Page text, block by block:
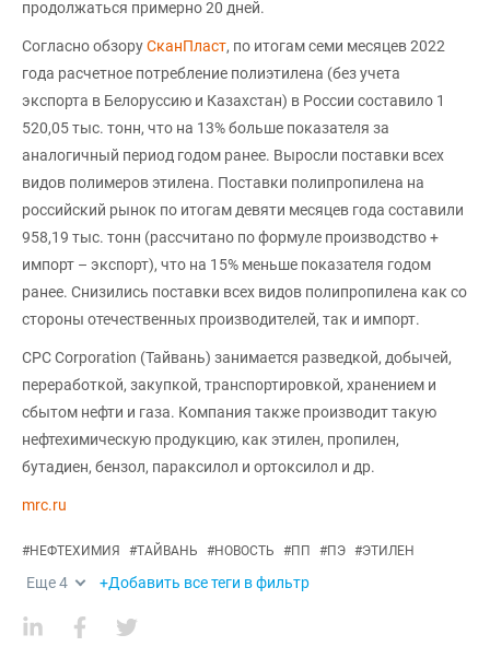
продолжаться примерно 20 дней.
Согласно обзоруСканПласт, по итогам семи месяцев 2022
года расчетное потребление полиэтилена (без учета
экспорта в Белоруссию и Казахстан) в России составило 1
520,05 тыс. тонн, что на 13% больше показателя за
аналогичный период годом ранее. Выросли поставки всех
видов полимеров этилена. Поставки полипропилена на
российский рынок по итогам девяти месяцев года составили
958,19 тыс. тонн (рассчитано по формуле производство +
импорт – экспорт), что на 15% меньше показателя годом
ранее. Снизились поставки всех видов полипропилена как со
стороны отечественных производителей, так и импорт.
CPC Corporation (Тайвань) занимается разведкой, добычей,
переработкой, закупкой, транспортировкой, хранением и
сбытом нефти и газа. Компания также производит такую
нефтехимическую продукцию, как этилен, пропилен,
бутадиен, бензол, параксилол и ортоксилол и др.
mrc.ru
#НЕФТЕХИМИЯ #ТАЙВАНЬ #НОВОСТЬ #ПП #ПЭ #ЭТИЛЕН
Еще4 +Добавить все теги в фильтр